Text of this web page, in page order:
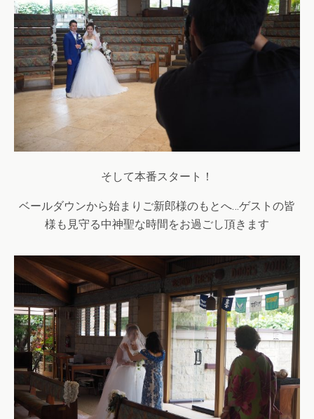
そして本番スタート！
ベールダウンから始まりご新郎様のもとへ…ゲストの皆
様も見守る中神聖な時間をお過ごし頂きます